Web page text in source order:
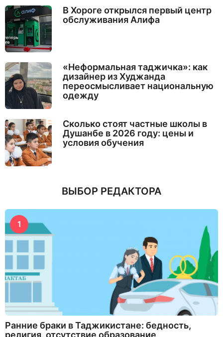
В Хороге открылся первый центр
обслуживания Алифа
«Неформальная таджичка»: как
дизайнер из Худжанда
переосмысливает национальную
одежду
Сколько стоят частные школы в
Душанбе в 2026 году: цены и
условия обучения
ВЫБОР РЕДАКТОРА
1
Ранние браки в Таджикистане: бедность,
религия, отсутствие образование